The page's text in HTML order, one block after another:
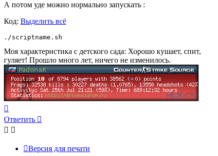
А потом уде можно нормально запускать :
Код: Выделить всё
./scriptname.sh
Моя характеристика с детского сада: Хорошо кушает, спит,
гуляет! Прошло много лет, ничего не изменилось.
к
началу
Ответить
Версия для печати